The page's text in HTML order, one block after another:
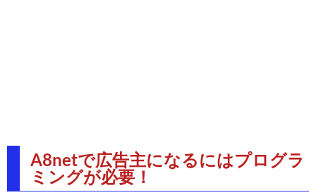
A8netで広告主になるにはプログラ
ミングが必要！